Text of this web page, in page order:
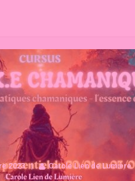
2023 Carole Lien de Lumière